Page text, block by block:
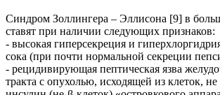
Синдром Золлингера – Эллисона [9] в
ставят при наличии следующих признаков:
- высокая гиперсекреция и
сока (при почти нормальной секреции
- рецидивирующая пептическая язва
тракта с опухолью, исходящей из клеток,